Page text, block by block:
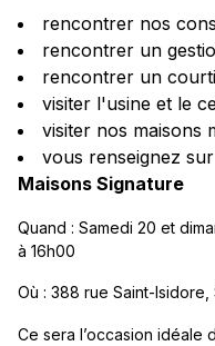
rencontrer nos
rencontrer un
rencontrer un
visiter l'usine et le
visiter nos maisons
vous renseignez
Maisons Signature
Quand : Samedi 20 et
à 16h00
Où : 388 rue Saint-
Ce sera l’occasion idéale